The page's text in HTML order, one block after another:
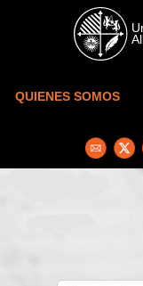
Skip to main content
QUIENES SOMOS